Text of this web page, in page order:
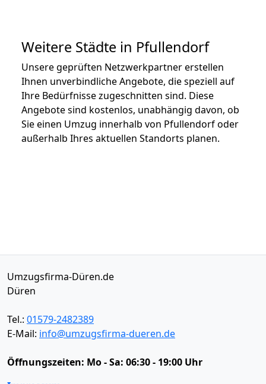
Weitere Städte in Pfullendorf
Unsere geprüften Netzwerkpartner erstellen
Ihnen unverbindliche Angebote, die speziell auf
Ihre Bedürfnisse zugeschnitten sind. Diese
Angebote sind kostenlos, unabhängig davon, ob
Sie einen Umzug innerhalb von Pfullendorf oder
außerhalb Ihres aktuellen Standorts planen.
Umzugsfirma-Düren.de
Düren
Tel.: 01579-2482389
E-Mail: info@umzugsfirma-dueren.de
Öffnungszeiten: Mo - Sa: 06:30 - 19:00 Uhr